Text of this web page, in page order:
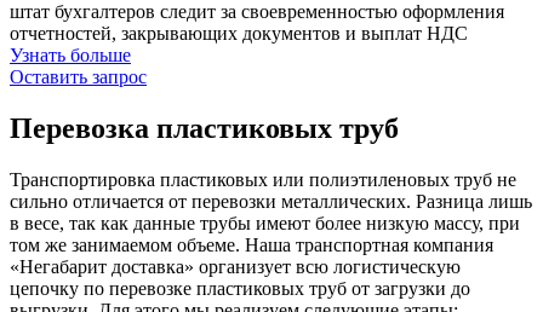
штат бухгалтеров следит за своевременностью оформления
отчетностей, закрывающих документов и выплат НДС
Узнать больше
Оставить запрос
Перевозка пластиковых труб
Транспортировка пластиковых или полиэтиленовых труб не
сильно отличается от перевозки металлических. Разница лишь
в весе, так как данные трубы имеют более низкую массу, при
том же занимаемом объеме. Наша транспортная компания
«Негабарит доставка» организует всю логистическую
цепочку по перевозке пластиковых труб от загрузки до